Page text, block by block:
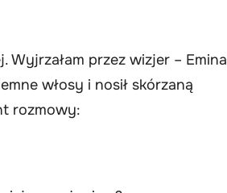
Wyjrzałam przez wizjer – Emina
włosy i nosił skórzaną
rozmowy: